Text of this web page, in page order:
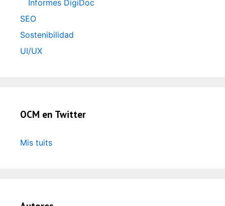
Informes DigiDoc
SEO
Sostenibilidad
UI/UX
OCM en Twitter
Mis tuits